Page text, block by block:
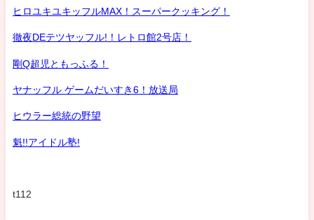
ヒロユキユキッフルMAX！スーパークッキング！
徹夜DEテツヤッフル!！レトロ館2号店！
剛Q超児ともっふる！
ヤナッフル ゲームだいすき6！放送局
ヒウラー総統の野望
魁!!アイドル塾!
t112